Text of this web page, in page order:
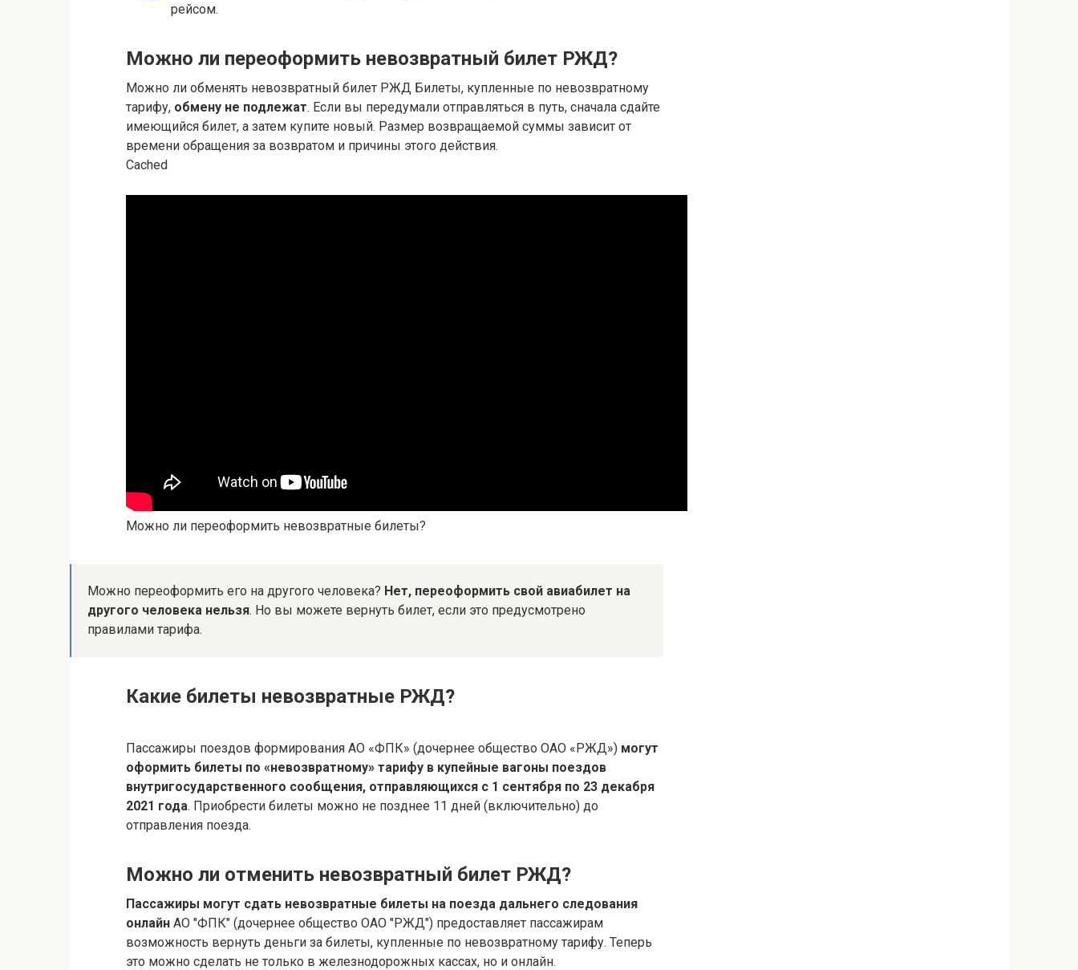
рейсом.
Можно ли переоформить невозвратный билет РЖД?
Можно ли обменять невозвратный билет РЖД Билеты, купленные по невозвратному
тарифу, обмену не подлежат. Если вы передумали отправляться в путь, сначала сдайте
имеющийся билет, а затем купите новый. Размер возвращаемой суммы зависит от
времени обращения за возвратом и причины этого действия.
Cached
Можно ли переоформить невозвратные билеты?
Можно переоформить его на другого человека? Нет, переоформить свой авиабилет на
другого человека нельзя. Но вы можете вернуть билет, если это предусмотрено
правилами тарифа.
Какие билеты невозвратные РЖД?
Пассажиры поездов формирования АО «ФПК» (дочернее общество ОАО «РЖД») могут
оформить билеты по «невозвратному» тарифу в купейные вагоны поездов
внутригосударственного сообщения, отправляющихся с 1 сентября по 23 декабря
2021 года. Приобрести билеты можно не позднее 11 дней (включительно) до
отправления поезда.
Можно ли отменить невозвратный билет РЖД?
Пассажиры могут сдать невозвратные билеты на поезда дальнего следования
онлайн АО "ФПК" (дочернее общество ОАО "РЖД") предоставляет пассажирам
возможность вернуть деньги за билеты, купленные по невозвратному тарифу. Теперь
это можно сделать не только в железнодорожных кассах, но и онлайн.